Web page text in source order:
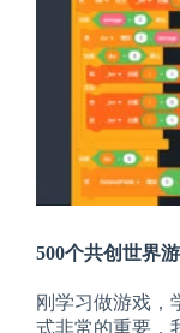
500个共创世界
刚学习做游戏，
式非常的重要，